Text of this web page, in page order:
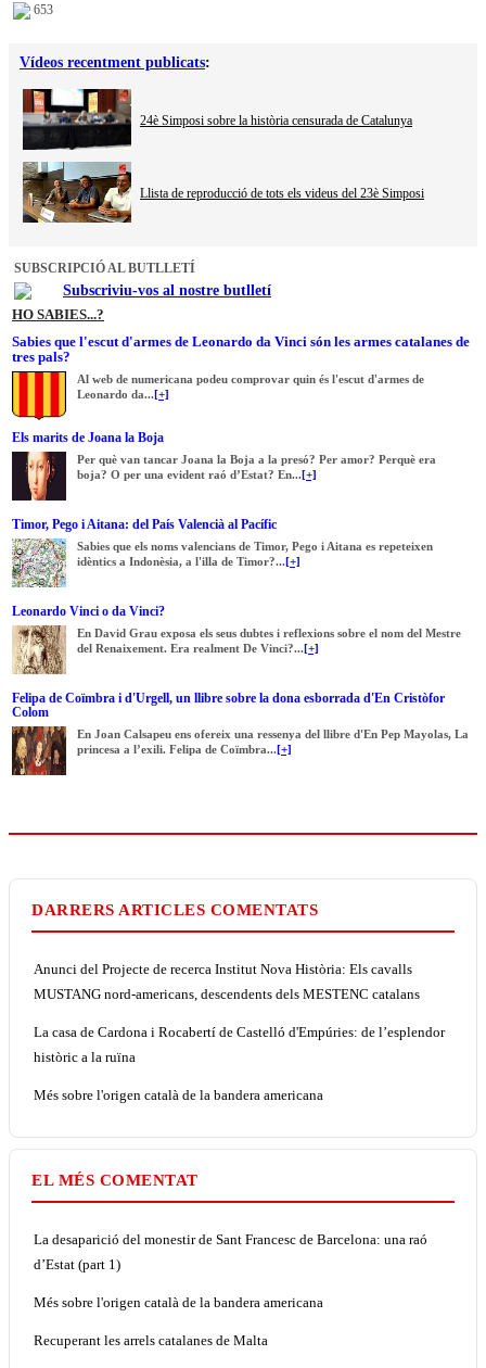
653
Vídeos recentment publicats:
24è Simposi sobre la història censurada de Catalunya
Llista de reproducció de tots els videus del 23è Simposi
SUBSCRIPCIÓ AL BUTLLETÍ
Subscriviu-vos al nostre butlletí
HO SABIES...?
Sabies que l'escut d'armes de Leonardo da Vinci són les armes catalanes de
tres pals?
Al web de numericana podeu comprovar quin és l'escut d'armes de
Leonardo da...[+]
Els marits de Joana la Boja
Per què van tancar Joana la Boja a la presó? Per amor? Perquè era
boja? O per una evident raó d’Estat? En...[+]
Timor, Pego i Aitana: del País Valencià al Pacífic
Sabies que els noms valencians de Timor, Pego i Aitana es repeteixen
idèntics a Indonèsia, a l'illa de Timor?...[+]
Leonardo Vinci o da Vinci?
En David Grau exposa els seus dubtes i reflexions sobre el nom del Mestre
del Renaixement. Era realment De Vinci?...[+]
Felipa de Coïmbra i d'Urgell, un llibre sobre la dona esborrada d'En Cristòfor
Colom
En Joan Calsapeu ens ofereix una ressenya del llibre d'En Pep Mayolas, La
princesa a l’exili. Felipa de Coïmbra...[+]
DARRERS ARTICLES COMENTATS
Anunci del Projecte de recerca Institut Nova Història: Els cavalls
MUSTANG nord-americans, descendents dels MESTENC catalans
La casa de Cardona i Rocabertí de Castelló d'Empúries: de l’esplendor
històric a la ruïna
Més sobre l'origen català de la bandera americana
EL MÉS COMENTAT
La desaparició del monestir de Sant Francesc de Barcelona: una raó
d’Estat (part 1)
Més sobre l'origen català de la bandera americana
Recuperant les arrels catalanes de Malta